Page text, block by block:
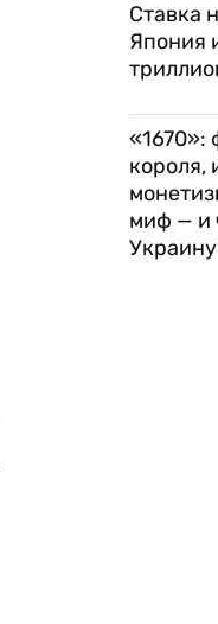
Ставка
Япония
«1670»:
короля,
миф — и
Украину